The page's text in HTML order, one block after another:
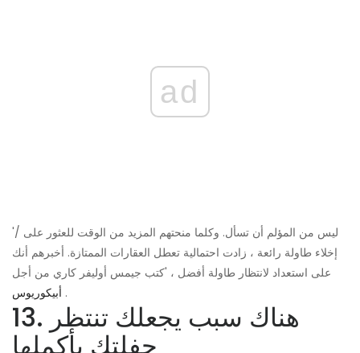
ad
'ليس من المؤلم أن تسأل. وكلما منحتهم المزيد من الوقت للعثور على /
إخلاء طاولة رائعة ، زادت احتمالية تعطل العقارات الممتازة. أخبرهم أنك
على استعداد لانتظار طاولة أفضل ، 'كتب جيمس أوليفر كاري من أجل
أبيكوريوس .
13. هناك سبب يجعلك تنتظر
حفلتك بأكملها